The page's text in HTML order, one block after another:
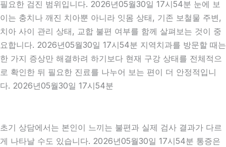
필요한 검진 범위입니다. 2026년05월30일 17시54분 눈에 보
이는 충치나 깨진 치아뿐 아니라 잇몸 상태, 기존 보철물 주변,
치아 사이 관리 상태, 교합 불편 여부를 함께 살펴보는 것이 중
요합니다. 2026년05월30일 17시54분 지역치과를 방문할 때는
한 가지 증상만 해결하려 하기보다 현재 구강 상태를 전체적으
로 확인한 뒤 필요한 진료를 나누어 보는 편이 더 안정적입니
다. 2026년05월30일 17시54분
초기 상담에서는 본인이 느끼는 불편과 실제 검사 결과가 다르
게 나타날 수도 있습니다. 2026년05월30일 17시54분 통증은